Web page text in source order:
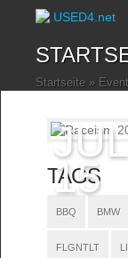
Startseite » Event
15
TAGS
BBQ BMW
FLGNTLT